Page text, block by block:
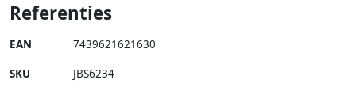
Referenties
EAN 7439621621630
SKU JBS6234